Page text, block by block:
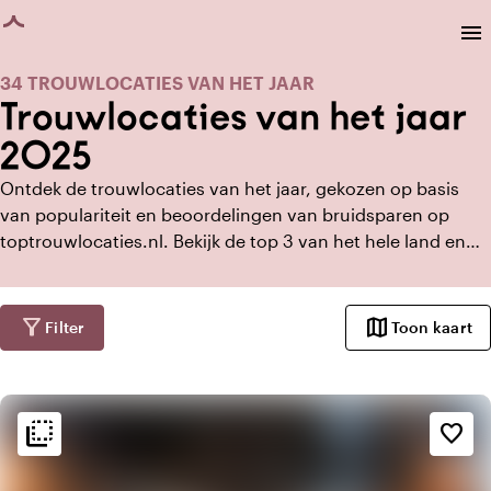
geladen
menu
Trouwlocaties van het jaar
2025
34 TROUWLOCATIES VAN HET JAAR
Ontdek de trouwlocaties van het jaar, gekozen op basis
van populariteit en beoordelingen van bruidsparen op
toptrouwlocaties.nl. Bekijk de top 3 van het hele land en
dag!
filter_alt Filter map Toon kaart
flip_to_back favorite_border
flip_to_back Sfeer en esthetiek
favorite
Romantisch